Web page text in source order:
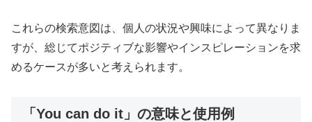
これらの検索意図は、個人の状況や興味によって異なりま
すが、総じてポジティブな影響やインスピレーションを求
めるケースが多いと考えられます。
「You can do it」の意味と使用例